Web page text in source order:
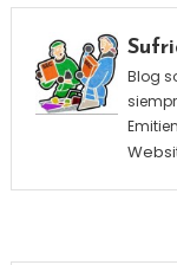
Blog